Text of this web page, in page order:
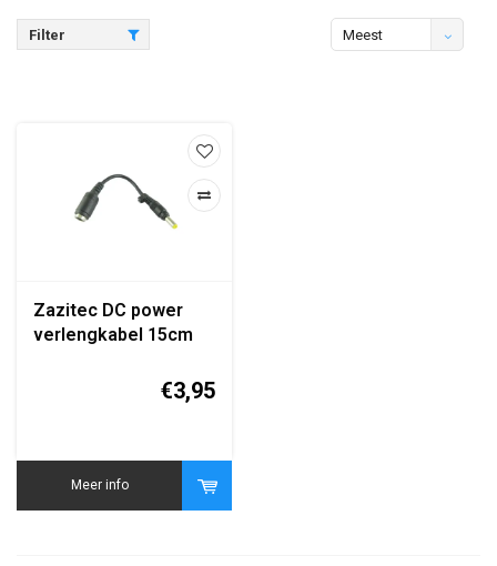
Filter
Meest
Zazitec DC power
verlengkabel 15cm
pin) naar 7.4x5.0mm
€3,95
Meer info